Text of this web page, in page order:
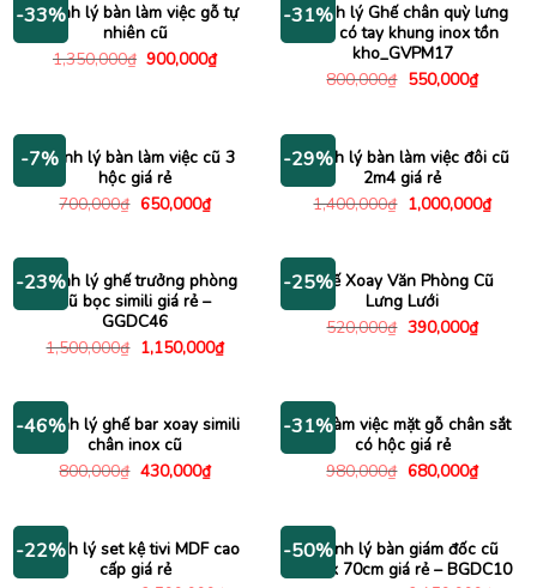
-33%
Thanh lý bàn làm việc gỗ tự
nhiên cũ
1,350,000₫ Giá
900,000₫Giá
hiện
-31%
Thanh lý Ghế chân quỳ lưng
lưới có tay khung inox tồn
kho_GVPM17
800,000₫ Giá
550,000₫Giá
hiện
-7%
Thanh lý bàn làm việc cũ 3
hộc giá rẻ
700,000₫ Giá
650,000₫Giá
hiện
650,000₫.
-29%
Thanh lý bàn làm việc đôi cũ
2m4 giá rẻ
1,400,000₫ Giá
gốc
1,000,000₫Giá
hiện
-23%
Thanh lý ghế trưởng phòng
cũ bọc simili giá rẻ –
GGDC46
1,500,000₫ Giá
gốc
1,150,000₫Giá
hiện
1,150,000₫.
-25%Ghế Xoay Văn Phòng Cũ
Lưng Lưới
520,000₫ Giá
390,000₫Giá
hiện
-46%
Thanh lý ghế bar xoay simili
chân inox cũ
800,000₫ Giá
430,000₫Giá
hiện
430,000₫.
-31%
Bàn làm việc mặt gỗ chân sắt
có hộc giá rẻ
980,000₫ Giá
680,000₫Giá
hiện
-22%
Thanh lý set kệ tivi MDF cao
cấp giá rẻ
-50%
Thanh lý bàn giám đốc cũ
1m4 x 70cm giá rẻ – BGDC10